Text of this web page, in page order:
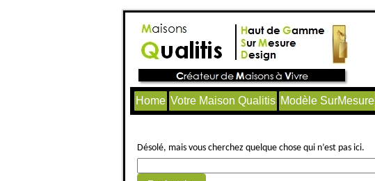
Home Votre Maison Qualitis Modèle SurMesure
Désolé, mais vous cherchez quelque chose qui n’est pas ici.